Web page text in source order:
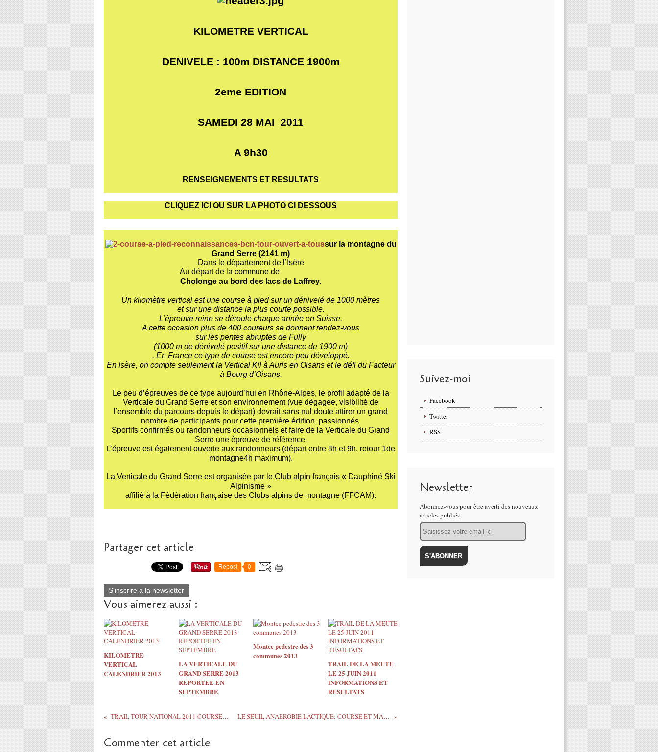
KILOMETRE VERTICAL
DENIVELE : 100m DISTANCE 1900m
2eme EDITION
SAMEDI 28 MAI 2011
A 9h30
RENSEIGNEMENTS ET RESULTATS
CLIQUEZ ICI OU SUR LA PHOTO CI DESSOUS
sur la montagne du
Grand Serre (2141 m)
Dans le département de l’Isère
Au départ de la commune de
Cholonge au bord des lacs de Laffrey.
Un kilomètre vertical est une course à pied sur un dénivelé de 1000 mètres
et sur une distance la plus courte possible.
L’épreuve reine se déroule chaque année en Suisse.
A cette occasion plus de 400 coureurs se donnent rendez-vous
sur les pentes abruptes de Fully
(1000 m de dénivelé positif sur une distance de 1900 m)
. En France ce type de course est encore peu développé.
En Isère, on compte seulement la Vertical Kil à Auris en Oisans et le défi du Facteur
à Bourg d’Oisans.
Le peu d’épreuves de ce type aujourd’hui en Rhône-Alpes, le profil adapté de la
Verticale du Grand Serre et son environnement (vue dégagée, visibilité de
l’ensemble du parcours depuis le départ) devrait sans nul doute attirer un grand
nombre de participants pour cette première édition, passionnés,
Sportifs confirmés ou randonneurs occasionnels et faire de la Verticale du Grand
Serre une épreuve de référence.
L’épreuve est également ouverte aux randonneurs (départ entre 8h et 9h, retour 1de
montagne4h maximum).
La Verticale du Grand Serre est organisée par le Club alpin français « Dauphiné Ski
Alpinisme »
affilié à la Fédération française des Clubs alpins de montagne (FFCAM).
Partager cet article
Repost 0
S'inscrire à la newsletter
Vous aimerez aussi :
KILOMETRE
VERTICAL
CALENDRIER 2013
LA VERTICALE DU
GRAND SERRE 2013
REPORTEE EN
SEPTEMBRE
Montee pedestre des 3
communes 2013
TRAIL DE LA MEUTE
LE 25 JUIN 2011
INFORMATIONS ET
RESULTATS
TRAIL TOUR NATIONAL 2011 COURSES ET RESULTATS LE SEUIL ANAEROBIE LACTIQUE: COURSE ET MARCHE ATHLETIQUE
Commenter cet article
Suivez-moi
Facebook
Twitter
RSS
Newsletter
Abonnez-vous pour être averti des nouveaux
articles publiés.
Email